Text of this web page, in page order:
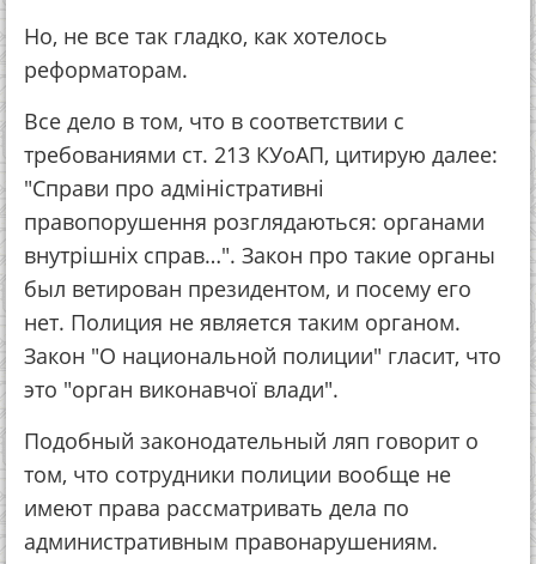
Но, не все так гладко, как хотелось
реформаторам.
Все дело в том, что в соответствии с
требованиями ст. 213 КУоАП, цитирую далее:
"Справи про адміністративні
правопорушення розглядаються: органами
внутрішніх справ…". Закон про такие органы
был ветирован президентом, и посему его
нет. Полиция не является таким органом.
Закон "О национальной полиции" гласит, что
это "орган виконавчої влади".
Подобный законодательный ляп говорит о
том, что сотрудники полиции вообще не
имеют права рассматривать дела по
административным правонарушениям.